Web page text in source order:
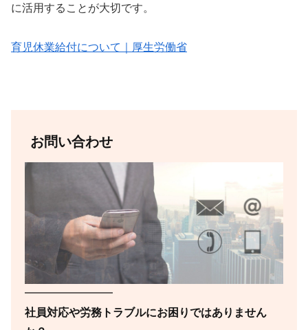
に活用することが大切です。
育児休業給付について｜厚生労働省
お問い合わせ
━━━━━━━━
社員対応や労務トラブルにお困りではありません